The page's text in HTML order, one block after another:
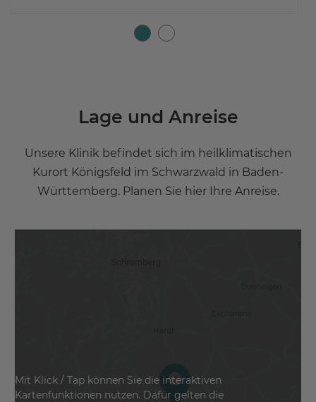
Lage und Anreise
Unsere Klinik befindet sich im heilklimatischen
Kurort Königsfeld im Schwarzwald in Baden-
Württemberg. Planen Sie hier Ihre Anreise.
Mit Klick / Tap können Sie die interaktiven
Kartenfunktionen nutzen. Dafür gelten die